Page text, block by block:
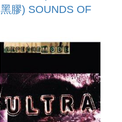
黑膠) SOUNDS OF
UNIVERSE(2017
VINYL)